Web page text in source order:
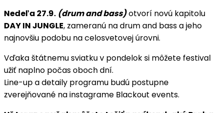
Nedeľa 27.9. (drum and bass)otvorí novú kapitolu
DAY IN JUNGLE, zameranú na drum and bass a jeho
najnovšiu podobu na celosvetovej úrovni.
Vďaka štátnemu sviatku v pondelok si môžete festival
užiť naplno počas oboch dní.
Line-up a detaily programu budú postupne
zverejňované na instagrame Blackout events.